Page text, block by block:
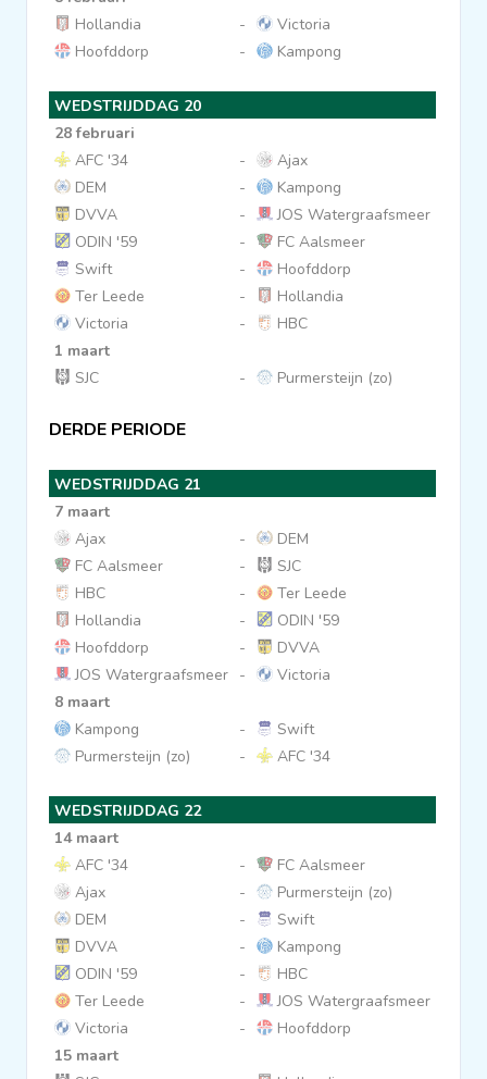
Hollandia
-
Victoria
Hoofddorp
- Kampong
WEDSTRIJDDAG 20
28 februari
AFC '34
-
Ajax
DEM
-
Kampong
DVVA
-
JOS Watergraafsmeer
ODIN '59
-
FC Aalsmeer
Swift
-
Hoofddorp
Ter Leede
-
Hollandia
Victoria
-
HBC
1 maart
SJC
- Purmersteijn (zo)
DERDE PERIODE
WEDSTRIJDDAG 21
7 maart
Ajax
-
DEM
FC Aalsmeer
-
SJC
HBC
-
Ter Leede
Hollandia
-
ODIN '59
Hoofddorp
-
DVVA
JOS Watergraafsmeer -
Victoria
8 maart
Kampong
-
Swift
Purmersteijn (zo)
- AFC '34
WEDSTRIJDDAG 22
14 maart
AFC '34
-
FC Aalsmeer
Ajax
-
Purmersteijn (zo)
DEM
-
Swift
DVVA
-
Kampong
ODIN '59
-
HBC
Ter Leede
-
JOS Watergraafsmeer
Victoria
-
Hoofddorp
15 maart